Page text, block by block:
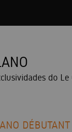
do Le
DÉBUTANT